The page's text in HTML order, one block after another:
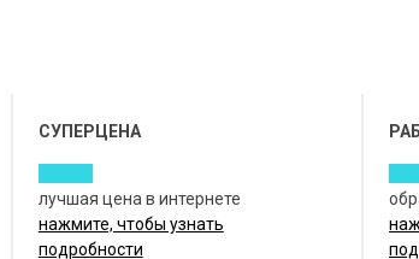
СУПЕРЦЕНА
лучшая цена в интернете
нажмите, чтобы узнать
подробности